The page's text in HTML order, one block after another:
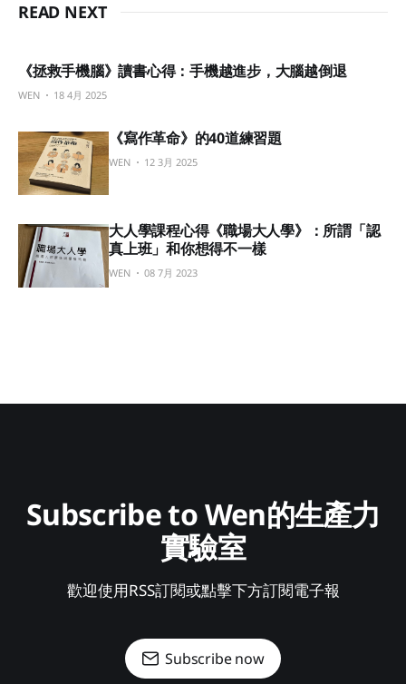
READ NEXT
《拯救手機腦》讀書心得：手機越進步，大腦越倒退
WEN 18 4月 2025
《寫作革命》的40道練習題
WEN 12 3月 2025
大人學課程心得《職場大人學》：所謂「認
真上班」和你想得不一樣
WEN 08 7月 2023
Subscribe to Wen的生產力
實驗室
歡迎使用RSS訂閱或點擊下方訂閱電子報
Subscribe now